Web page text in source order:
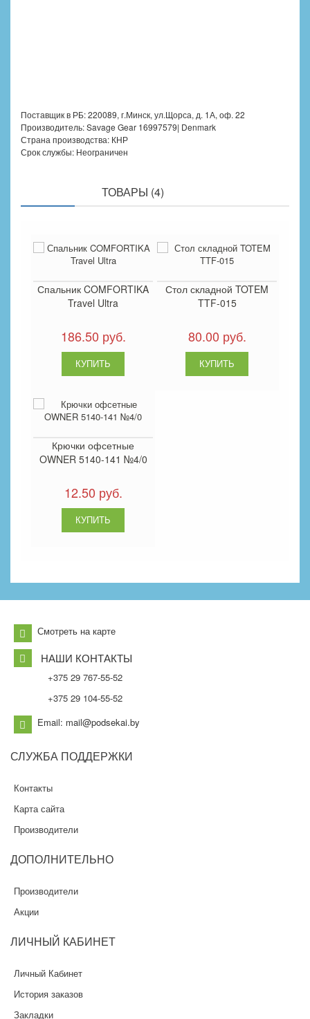
Поставщик в РБ: 220089, г.Минск, ул.Щорса, д. 1А, оф. 22
Производитель: Savage Gear 16997579| Denmark
Страна производства: КНР
Срок службы: Неограничен
ТОВАРЫ (4)
Спальник COMFORTIKA
Travel Ultra
186.50 руб.
Стол складной TOTEM
TTF-015
80.00 руб.
Крючки офсетные
OWNER 5140-141 №4/0
12.50 руб.
Смотреть на карте
НАШИ КОНТАКТЫ
+375 29 767-55-52
+375 29 104-55-52
Email: mail@podsekai.by
СЛУЖБА ПОДДЕРЖКИ
Контакты
Карта сайта
Производители
ДОПОЛНИТЕЛЬНО
Производители
Акции
ЛИЧНЫЙ КАБИНЕТ
Личный Кабинет
История заказов
Закладки